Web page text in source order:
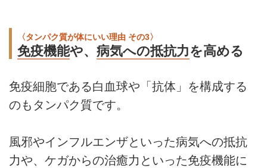
〈タンパク質が体にいい理由 その3〉
免疫機能や、 病気への抵抗力を高める
免疫細胞である白血球や「抗体」を構成する
のもタンパク質です。
風邪やインフルエンザといった病気への抵抗
力や、ケガからの治癒力といった免疫機能に